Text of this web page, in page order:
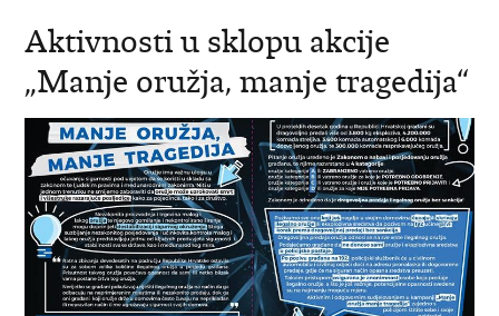
Aktivnosti u sklopu akcije
„Manje oružja, manje tragedija“